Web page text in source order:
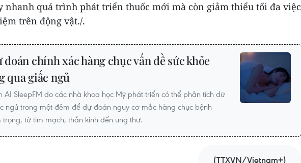
nhanh quá trình phát triển thuốc mới mà còn giảm thiểu tối đa việc
trên động vật./.
đoán chính xác hàng chục vấn đề sức khỏe
qua giấc ngủ
AI SleepFM do các nhà khoa học Mỹ phát triển có thể phân tích dữ
ngủ trong một đêm để dự đoán nguy cơ mắc hàng chục bệnh
trọng, từ tim mạch, thần kinh đến ung thư.
(TTXVN/Vietnam+)